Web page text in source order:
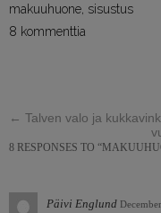
makuuhuone sisustus
8 kommenttia
← Talven valo ja
8 RESPONSES TO
Päivi Englund